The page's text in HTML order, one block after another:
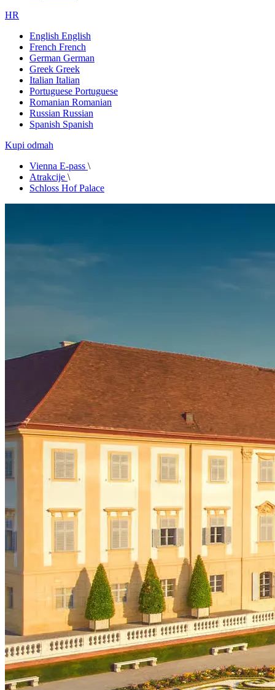
HR
English English
French French
German German
Greek Greek
Italian Italian
Portuguese Portuguese
Romanian Romanian
Russian Russian
Spanish Spanish
Kupi odmah
Vienna E-pass \
Atrakcije \
Schloss Hof Palace